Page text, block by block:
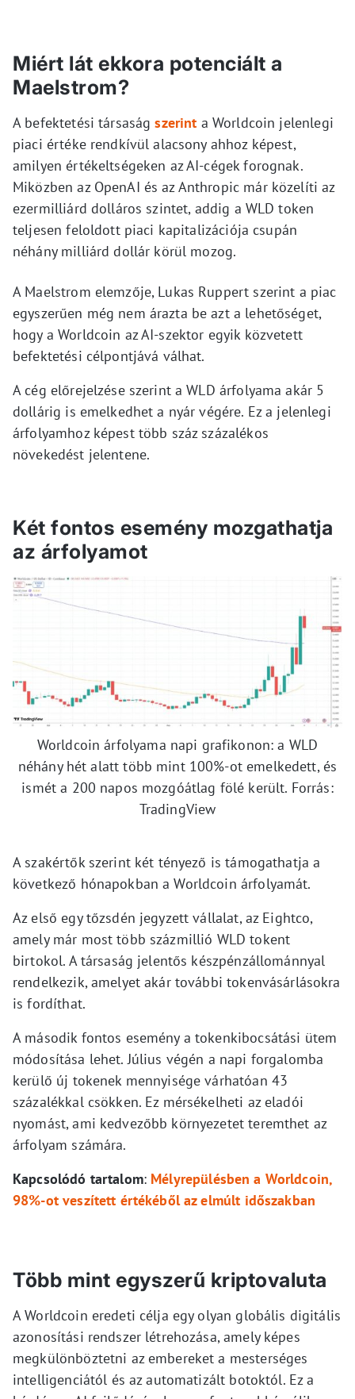
Miért lát ekkora potenciált a
Maelstrom?
A befektetési társaságszerint a Worldcoin jelenlegi
piaci értéke rendkívül alacsony ahhoz képest,
amilyen értékeltségeken az AI-cégek forognak.
Miközben az OpenAI és az Anthropic már közelíti az
ezermilliárd dolláros szintet, addig a WLD token
teljesen feloldott piaci kapitalizációja csupán
néhány milliárd dollár körül mozog.
A Maelstrom elemzője, Lukas Ruppert szerint a piac
egyszerűen még nem árazta be azt a lehetőséget,
hogy a Worldcoin az AI-szektor egyik közvetett
befektetési célpontjává válhat.
A cég előrejelzése szerint a WLD árfolyama akár 5
dollárig is emelkedhet a nyár végére. Ez a jelenlegi
árfolyamhoz képest több száz százalékos
növekedést jelentene.
Két fontos esemény mozgathatja
az árfolyamot
Worldcoin árfolyama napi grafikonon: a WLD
néhány hét alatt több mint 100%-ot emelkedett, és
ismét a 200 napos mozgóátlag fölé került. Forrás:
TradingView
A szakértők szerint két tényező is támogathatja a
következő hónapokban a Worldcoin árfolyamát.
Az első egy tőzsdén jegyzett vállalat, az Eightco,
amely már most több százmillió WLD tokent
birtokol. A társaság jelentős készpénzállománnyal
rendelkezik, amelyet akár további tokenvásárlásokra
is fordíthat.
A második fontos esemény a tokenkibocsátási ütem
módosítása lehet. Július végén a napi forgalomba
kerülő új tokenek mennyisége várhatóan 43
százalékkal csökken. Ez mérsékelheti az eladói
nyomást, ami kedvezőbb környezetet teremthet az
árfolyam számára.
Kapcsolódó tartalom: Mélyrepülésben a Worldcoin,
98%-ot veszített értékéből az elmúlt időszakban
Több mint egyszerű kriptovaluta
A Worldcoin eredeti célja egy olyan globális digitális
azonosítási rendszer létrehozása, amely képes
megkülönböztetni az embereket a mesterséges
intelligenciától és az automatizált botoktól. Ez a